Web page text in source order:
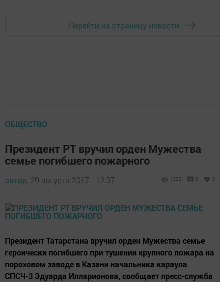
Перейти на страницу новости
ОБЩЕСТВО
Президент РТ вручил орден Мужества
семье погибшего пожарного
автор, 29 августа 2017 - 12:37 1333 0 0
Президент Татарстана вручил орден Мужества семье
героически погибшего при тушении крупного пожара на
пороховом заводе в Казани начальника караула
СПСЧ-3 Эдуарда Илларионова, сообщает пресс-служба